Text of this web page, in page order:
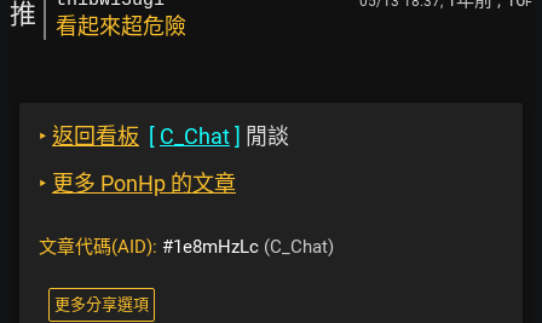
推 看起來超危險
‣ 返回看板 [ C_Chat] 閒談
‣ 更多 PonHp 的文章
文章代碼(AID): #1e8mHzLc (C_Chat)
更多分享選項